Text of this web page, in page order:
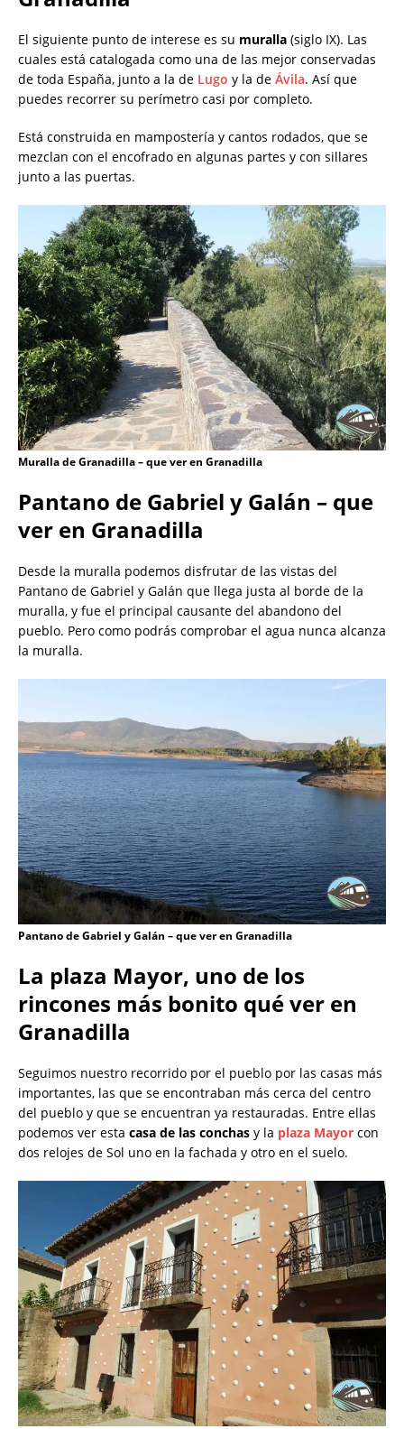
El siguiente punto de interese es su muralla (siglo IX). Las
cuales está catalogada como una de las mejor conservadas
de toda España, junto a la de Lugo y la de Ávila. Así que
puedes recorrer su perímetro casi por completo.
Está construida en mampostería y cantos rodados, que se
mezclan con el encofrado en algunas partes y con sillares
junto a las puertas.
Muralla de Granadilla – que ver en Granadilla
Pantano de Gabriel y Galán – que
ver en Granadilla
Desde la muralla podemos disfrutar de las vistas del
Pantano de Gabriel y Galán que llega justa al borde de la
muralla, y fue el principal causante del abandono del
pueblo. Pero como podrás comprobar el agua nunca alcanza
la muralla.
Pantano de Gabriel y Galán – que ver en Granadilla
La plaza Mayor, uno de los
rincones más bonito qué ver en
Granadilla
Seguimos nuestro recorrido por el pueblo por las casas más
importantes, las que se encontraban más cerca del centro
del pueblo y que se encuentran ya restauradas. Entre ellas
podemos ver esta casa de las conchas y la plaza Mayor con
dos relojes de Sol uno en la fachada y otro en el suelo.